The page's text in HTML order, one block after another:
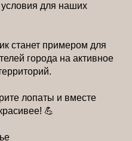
для наших
станет примером для
города на активное
лопаты и вместе
💪